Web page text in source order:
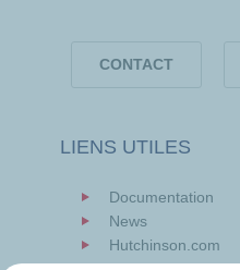
CONTACT
LIENS UTILES
Documentation
News
Hutchinson.com